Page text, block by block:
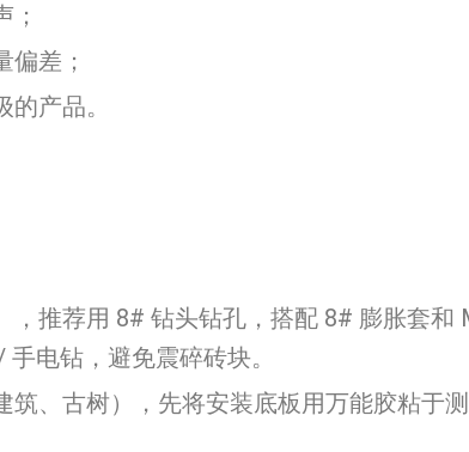
差；
产品。
推荐用 8# 钻头钻孔，搭配 8# 膨胀套和
电钻，避免震碎砖块。
、古树），先将安装底板用万能胶粘于